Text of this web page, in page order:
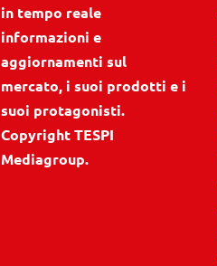
in tempo reale
informazioni e
aggiornamenti sul
mercato, i suoi prodotti e i
suoi protagonisti.
Copyright TESPI
Mediagroup.